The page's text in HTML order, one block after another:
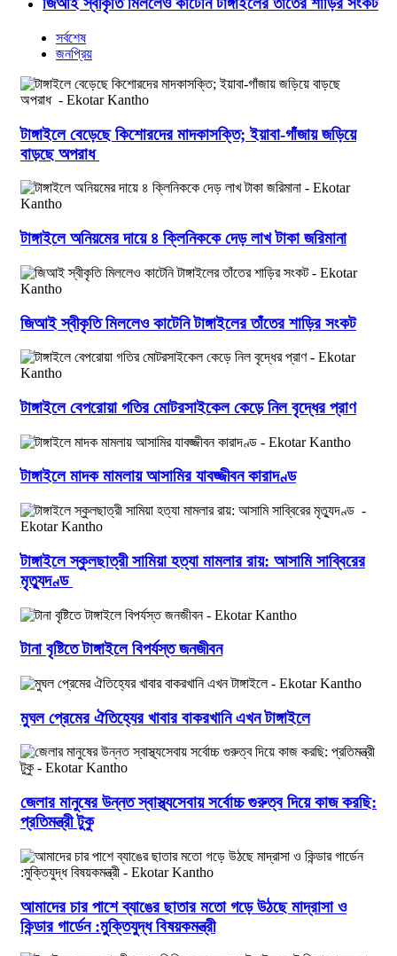
সর্বশেষ
জনপ্রিয়
টাঙ্গাইলে বেড়েছে কিশোরদের মাদকাসক্তি; ইয়াবা-গাঁজায় জড়িয়ে
বাড়ছে অপরাধ
টাঙ্গাইলে অনিয়মের দায়ে ৪ ক্লিনিককে দেড় লাখ টাকা জরিমানা
জিআই স্বীকৃতি মিললেও কাটেনি টাঙ্গাইলের তাঁতের শাড়ির সংকট
টাঙ্গাইলে বেপরোয়া গতির মোটরসাইকেল কেড়ে নিল বৃদ্ধের প্রাণ
টাঙ্গাইলে মাদক মামলায় আসামির যাবজ্জীবন কারাদণ্ড
টাঙ্গাইলে স্কুলছাত্রী সামিয়া হত্যা মামলার রায়: আসামি সাব্বিরের
মৃত্যুদণ্ড
টানা বৃষ্টিতে টাঙ্গাইলে বিপর্যস্ত জনজীবন
মুঘল প্রেমের ঐতিহ্যের খাবার বাকরখানি এখন টাঙ্গাইলে
জেলার মানুষের উন্নত স্বাস্থ্যসেবায় সর্বোচ্চ গুরুত্ব দিয়ে কাজ করছি:
প্রতিমন্ত্রী টুকু
আমাদের চার পাশে ব্যাঙের ছাতার মতো গড়ে উঠছে মাদ্রাসা ও
কিন্ডার গার্ডেন :মুক্তিযুদ্ধ বিষয়কমন্ত্রী